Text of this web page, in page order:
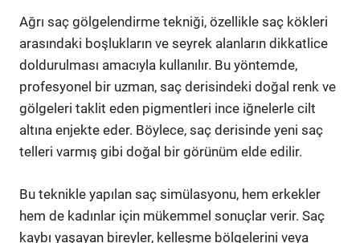
Ağrı saç gölgelendirme tekniği, özellikle saç kökleri
arasındaki boşlukların ve seyrek alanların dikkatlice
doldurulması amacıyla kullanılır. Bu yöntemde,
profesyonel bir uzman, saç derisindeki doğal renk ve
gölgeleri taklit eden pigmentleri ince iğnelerle cilt
altına enjekte eder. Böylece, saç derisinde yeni saç
telleri varmış gibi doğal bir görünüm elde edilir.
Bu teknikle yapılan saç simülasyonu, hem erkekler
hem de kadınlar için mükemmel sonuçlar verir. Saç
kaybı yaşayan bireyler, kelleşme bölgelerini veya